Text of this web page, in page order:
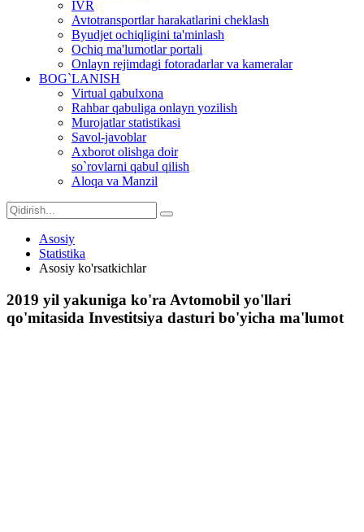
IVR
Avtotransportlar harakatlarini cheklash
Byudjet ochiqligini ta'minlash
Ochiq ma'lumotlar portali
Onlayn rejimdagi fotoradarlar va kameralar
BOG`LANISH
Virtual qabulxona
Rahbar qabuliga onlayn yozilish
Murojatlar statistikasi
Savol-javoblar
Axborot olishga doir
so`rovlarni qabul qilish
Aloqa va Manzil
Asosiy
Statistika
Asosiy ko'rsatkichlar
2019 yil yakuniga ko'ra Avtomobil yo'llari
qo'mitasida Investitsiya dasturi bo'yicha ma'lumot